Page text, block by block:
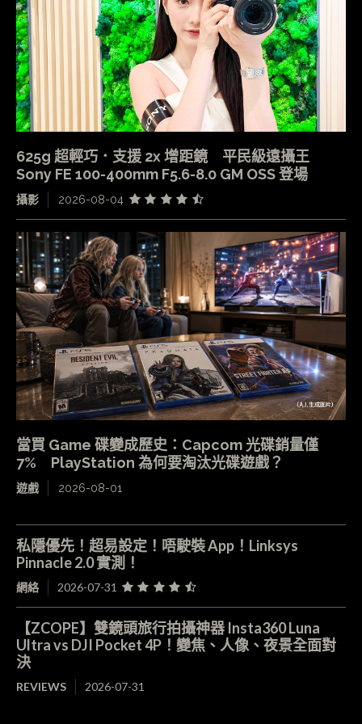
625g 超輕巧．支援 2x 增距鏡 平民級遠攝王
Sony FE 100-400mm F5.6-8.0 GM OSS 登場
攝影 2026-08-04
當買 Game 碟變成歷史：Capcom 光碟銷量僅
7% PlayStation 為何要淘汰光碟遊戲？
遊戲 2026-08-01
私隱優先！超易設定！唔駛裝 App！Linksys
Pinnacle 2.0 實測！
網絡 2026-07-31
【ZCOPE】雙鏡頭旅行拍攝神器 Insta360 Luna
Ultra vs DJI Pocket 4P！變焦、人像、夜景全面對
決
REVIEWS 2026-07-31